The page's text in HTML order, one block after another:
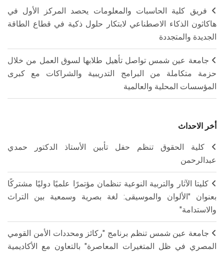
فريق كلية الحاسبات والمعلومات يحصد المركز الأول في
هاكاثون الذكاء الاصطناعي لابتكار حلول ذكية في قطاع الطاقة
الجديدة والمتجددة
جامعة عين شمس تواصل تأهيل طلابها لسوق العمل من خلال
حزمة متكاملة من البرامج التدريبية والشراكات مع كبرى
المؤسسات المحلية والعالمية
أخر الاحداث
كلية الحقوق تنظم حفل تأبين الأستاذ الدكتور حمدي
عبدالرحمن
كليتا الآثار والتربية النوعية تنظمان مؤتمرًا علميًا دوليًا مشتركًا
بعنوان "الألوان والموسيقى: لغة بصرية وسمعية بين التراث
والاستدامة"
جامعة عين شمس تنظم برنامج "ركائز ومحددات الأمن القومي
المصري في ظل المتغيرات المعاصرة" بالتعاون مع الأكاديمية